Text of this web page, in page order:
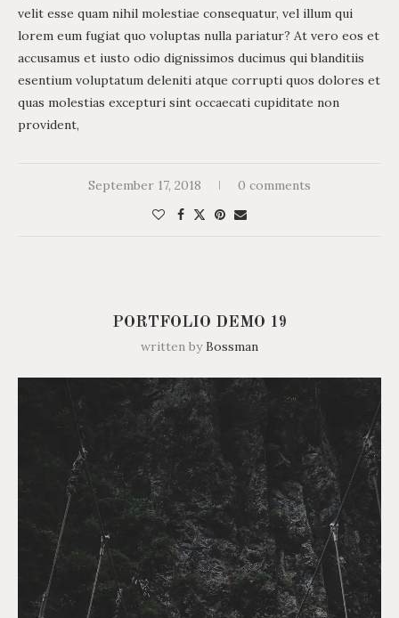
velit esse quam nihil molestiae consequatur, vel illum qui
lorem eum fugiat quo voluptas nulla pariatur? At vero eos et
accusamus et iusto odio dignissimos ducimus qui blanditiis
esentium voluptatum deleniti atque corrupti quos dolores et
quas molestias excepturi sint occaecati cupiditate non
provident,
September 17, 2018 0 comments
PORTFOLIO DEMO 19
written byBossman